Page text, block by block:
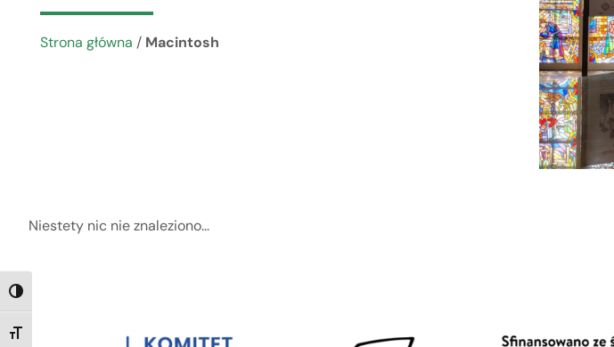
TOGGLE HIGH CONTRAST
TOGGLE FONT SIZE
Strona główna / Macintosh
Niestety nic nie znaleziono...